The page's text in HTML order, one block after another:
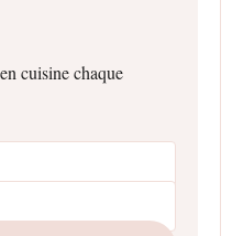
cuisine chaque